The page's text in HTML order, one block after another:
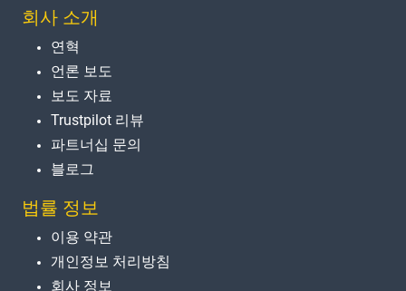
회사 소개
연혁
언론 보도
보도 자료
Trustpilot 리뷰
파트너십 문의
블로그
법률 정보
이용 약관
개인정보 처리방침
회사 정보